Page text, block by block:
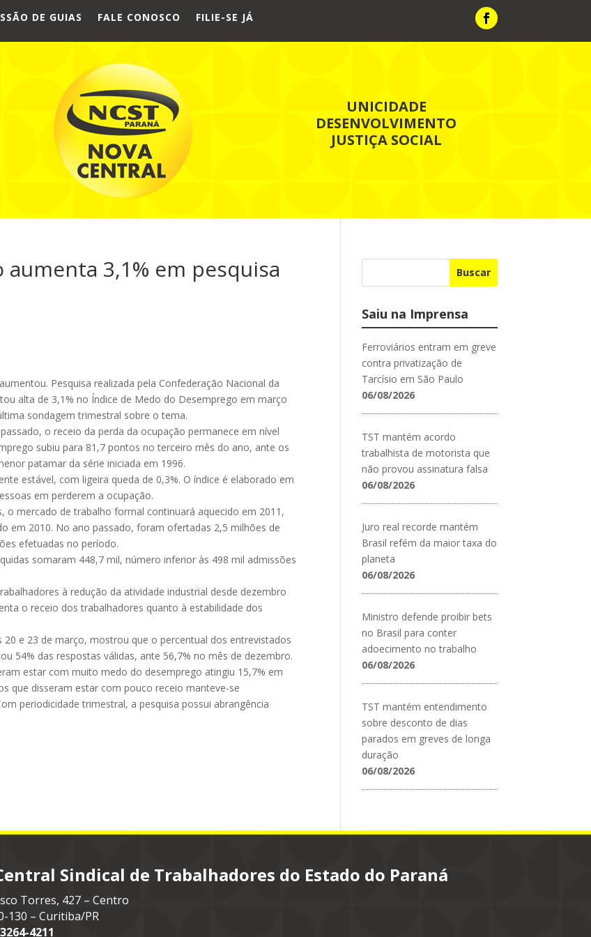
DE GUIAS FALE CONOSCO FILIE-SE JÁ
UNICIDADE
DESENVOLVIMENTO
JUSTIÇA SOCIAL
3,1% em pesquisa
Pesquisa realizada pela Confederação Nacional da
alta de 3,1% no Índice de Medo do Desemprego em março
sondagem trimestral sobre o tema.
o receio da perda da ocupação permanece em nível
subiu para 81,7 pontos no terceiro mês do ano, ante os
patamar da série iniciada em 1996.
estável, com ligeira queda de 0,3%. O índice é elaborado em
em perderem a ocupação.
o mercado de trabalho formal continuará aquecido em 2011,
em 2010. No ano passado, foram ofertadas 2,5 milhões de
efetuadas no período.
somaram 448,7 mil, número inferior às 498 mil admissões
à redução da atividade industrial desde dezembro
o receio dos trabalhadores quanto à estabilidade dos
e 23 de março, mostrou que o percentual dos entrevistados
54% das respostas válidas, ante 56,7% no mês de dezembro.
estar com muito medo do desemprego atingiu 15,7% em
que disseram estar com pouco receio manteve-se
periodicidade trimestral, a pesquisa possui abrangência
Buscar
Saiu na Imprensa
Ferroviários entram em greve
contra privatização de
Tarcísio em São Paulo
06/08/2026
TST mantém acordo
trabalhista de motorista que
não provou assinatura falsa
06/08/2026
Juro real recorde mantém
Brasil refém da maior taxa do
planeta
06/08/2026
Ministro defende proibir bets
no Brasil para conter
adoecimento no trabalho
06/08/2026
TST mantém entendimento
sobre desconto de dias
parados em greves de longa
duração
06/08/2026
Sindical de Trabalhadores do Estado do Paraná
Torres, 427 – Centro
130 – Curitiba/PR
4211